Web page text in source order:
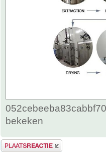
bekeken
Plaats een reactie